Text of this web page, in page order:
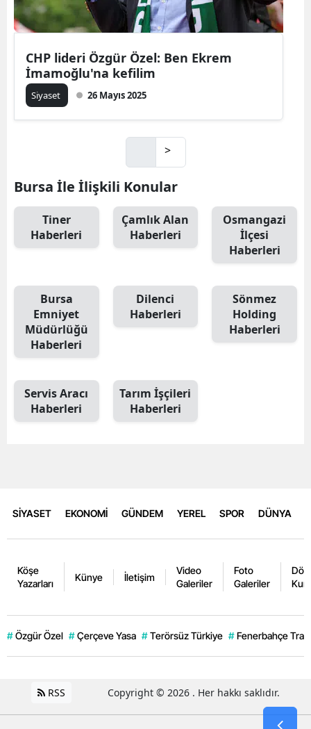
CHP lideri Özgür Özel: Ben Ekrem
İmamoğlu'na kefilim
Siyaset 26 Mayıs 2025
>
Bursa İle İlişkili Konular
Tiner
Haberleri
Çamlık Alan
Haberleri
Osmangazi
İlçesi
Haberleri
Bursa
Emniyet
Müdürlüğü
Haberleri
Dilenci
Haberleri
Sönmez
Holding
Haberleri
Servis Aracı
Haberleri
Tarım İşçileri
Haberleri
SİYASET EKONOMİ GÜNDEM YEREL SPOR DÜNYA
Köşe
Yazarları
Künye İletişim
Video
Galeriler
Foto
Galeriler
# Özgür Özel # Çerçeve Yasa # Terörsüz Türkiye # Fenerbahçe
RSS Copyright © 2026 . Her hakkı saklıdır.